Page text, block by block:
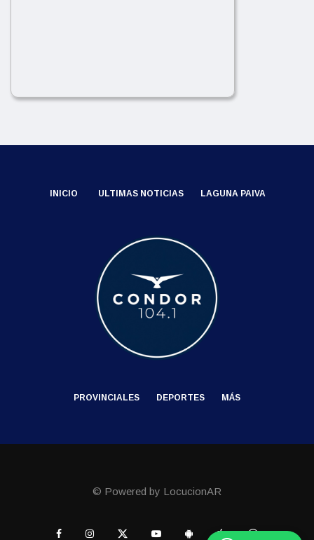
INICIO ULTIMAS NOTICIAS LAGUNA PAIVA
PROVINCIALES DEPORTES MÁS
© Powered by LocucionAR